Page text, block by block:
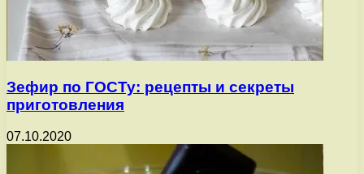
Зефир по ГОСТу: рецепты и секреты
приготовления
07.10.2020